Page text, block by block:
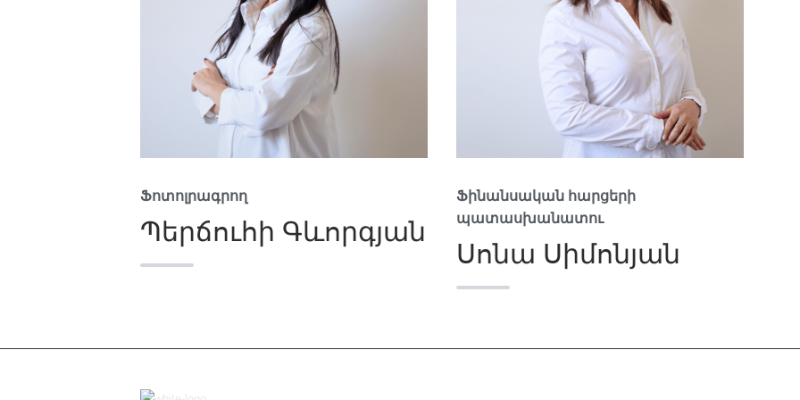
Ֆոտոլրագրող
Պերճուհի Գևորգյան
Ֆինանսական հարցերի
պատասխանատու
Սոնա Սիմոնյան